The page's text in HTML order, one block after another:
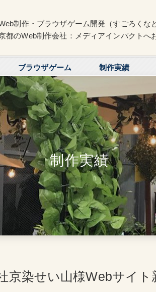
制作・ブラウザゲーム開発（すごろくな
都のWeb制作会社：メディアインパクトへ
ブラウザゲーム 制作実績
制作実績
京染せい山様Webサイト